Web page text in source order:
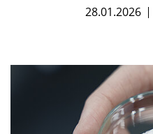
28.01.2026